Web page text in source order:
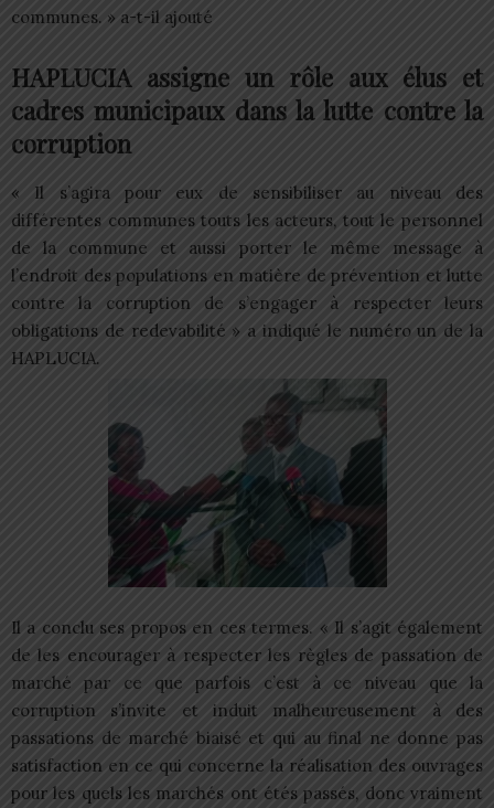
communes. » a-t-il ajouté
HAPLUCIA assigne un rôle aux élus et
cadres municipaux dans la lutte contre la
corruption
« Il s’agira pour eux de sensibiliser au niveau des
différentes communes touts les acteurs, tout le personnel
de la commune et aussi porter le même message à
l’endroit des populations en matière de prévention et lutte
contre la corruption de s’engager à respecter leurs
obligations de redevabilité » a indiqué le numéro un de la
HAPLUCIA.
Il a conclu ses propos en ces termes. « Il s’agit également
de les encourager à respecter les règles de passation de
marché par ce que parfois c’est à ce niveau que la
corruption s’invite et induit malheureusement à des
passations de marché biaisé et qui au final ne donne pas
satisfaction en ce qui concerne la réalisation des ouvrages
pour les quels les marchés ont étés passés, donc vraiment